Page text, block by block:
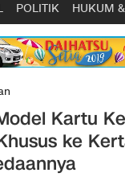
POLITIK HUKUM
Kartu
ke